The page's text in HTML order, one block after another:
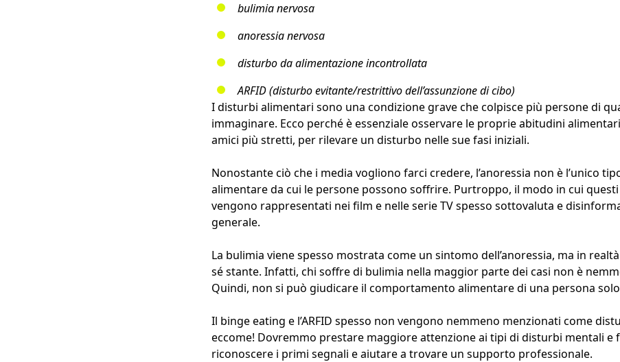
bulimia nervosa
anoressia nervosa
disturbo da alimentazione incontrollata
ARFID (disturbo evitante/restrittivo dell’assunzione di cibo)
I disturbi alimentari sono una condizione grave che colpisce più persone di
immaginare. Ecco perché è essenziale osservare le proprie abitudini
amici più stretti, per rilevare un disturbo nelle sue fasi iniziali.
Nonostante ciò che i media vogliono farci credere, l’anoressia non è l’unico
alimentare da cui le persone possono soffrire. Purtroppo, il modo in cui
vengono rappresentati nei film e nelle serie TV spesso sottovaluta e
generale.
La bulimia viene spesso mostrata come un sintomo dell’anoressia, ma in
sé stante. Infatti, chi soffre di bulimia nella maggior parte dei casi non è
Quindi, non si può giudicare il comportamento alimentare di una persona
Il binge eating e l’ARFID spesso non vengono nemmeno menzionati come
eccome! Dovremmo prestare maggiore attenzione ai tipi di disturbi mentali e
riconoscere i primi segnali e aiutare a trovare un supporto professionale.